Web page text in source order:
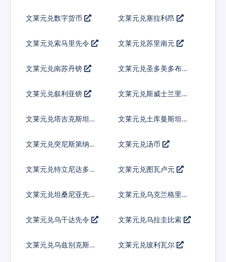
文莱元兑数字货币 文莱元兑塞拉利昂
文莱元兑索马里先令 文莱元兑苏里南元
文莱元兑南苏丹镑 文莱元兑圣多美多布拉
文莱元兑叙利亚镑
文莱元兑斯威士兰里兰
文莱元兑塔吉克斯坦索
文莱元兑土库曼斯坦马
文莱元兑突尼斯第纳尔 文莱元兑汤币
文莱元兑特立尼达多巴
文莱元兑图瓦卢元
文莱元兑坦桑尼亚先令
文莱元兑乌克兰格里夫
文莱元兑乌干达先令 文莱元兑乌拉圭比索
文莱元兑乌兹别克斯坦
文莱元兑玻利瓦尔